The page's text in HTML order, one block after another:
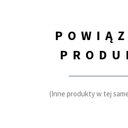
(Inne produkty w tej